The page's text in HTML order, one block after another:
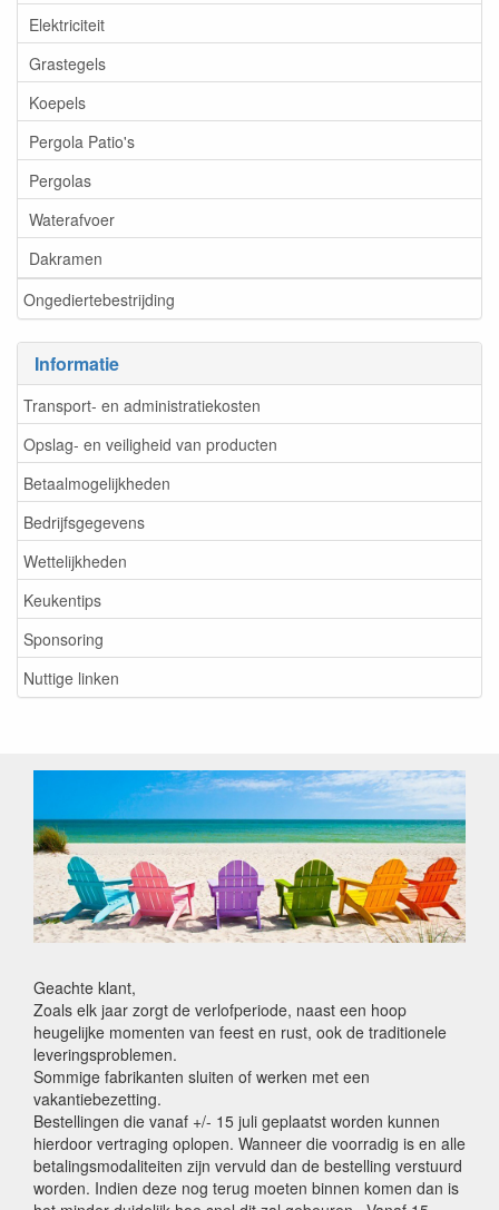
Elektriciteit
Grastegels
Koepels
Pergola Patio's
Pergolas
Waterafvoer
Dakramen
Ongediertebestrijding
Informatie
Transport- en administratiekosten
Opslag- en veiligheid van producten
Betaalmogelijkheden
Bedrijfsgegevens
Wettelijkheden
Keukentips
Sponsoring
Nuttige linken
Geachte klant,
Zoals elk jaar zorgt de verlofperiode, naast een hoop
heugelijke momenten van feest en rust, ook de traditionele
leveringsproblemen.
Sommige fabrikanten sluiten of werken met een
vakantiebezetting.
Bestellingen die vanaf +/- 15 juli geplaatst worden kunnen
hierdoor vertraging oplopen. Wanneer die voorradig is en alle
betalingsmodaliteiten zijn vervuld dan de bestelling verstuurd
worden. Indien deze nog terug moeten binnen komen dan is